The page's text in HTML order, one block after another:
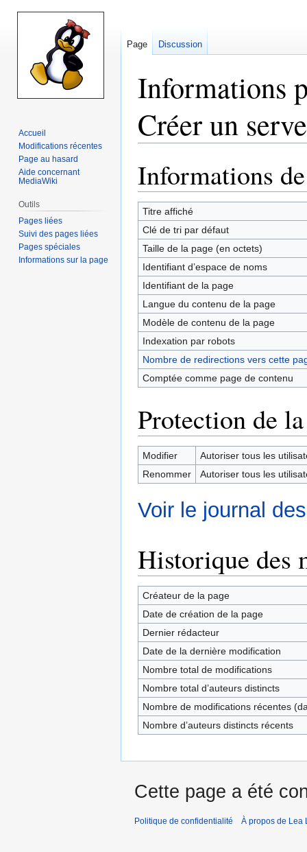
Informations
Créer un
la
navigation
la
recherche
Informations
Titre affiché
Clé de tri par défaut
Taille de la page (en octets)
Identifiant dʼespace de noms
Identifiant de la page
Langue du contenu de la page
Modèle de contenu de la page
Indexation par robots
Nombre de redirections vers cette
Comptée comme page de contenu
Protection de
Modifier
Autoriser tous les
Renommer
Autoriser tous les
Voir le journal
Historique des
Créateur de la page
Date de création de la page
Dernier rédacteur
Date de la dernière modification
Nombre total de modifications
Nombre total d’auteurs distincts
Nombre de modifications récentes
Nombre d’auteurs distincts récents
Page Discussion
Accueil
Modifications récentes
Page au hasard
Aide concernant
MediaWiki
Outils
Pages liées
Suivi des pages liées
Pages spéciales
Informations sur la page
Cette page a été
Politique de confidentialité À propos de Lea